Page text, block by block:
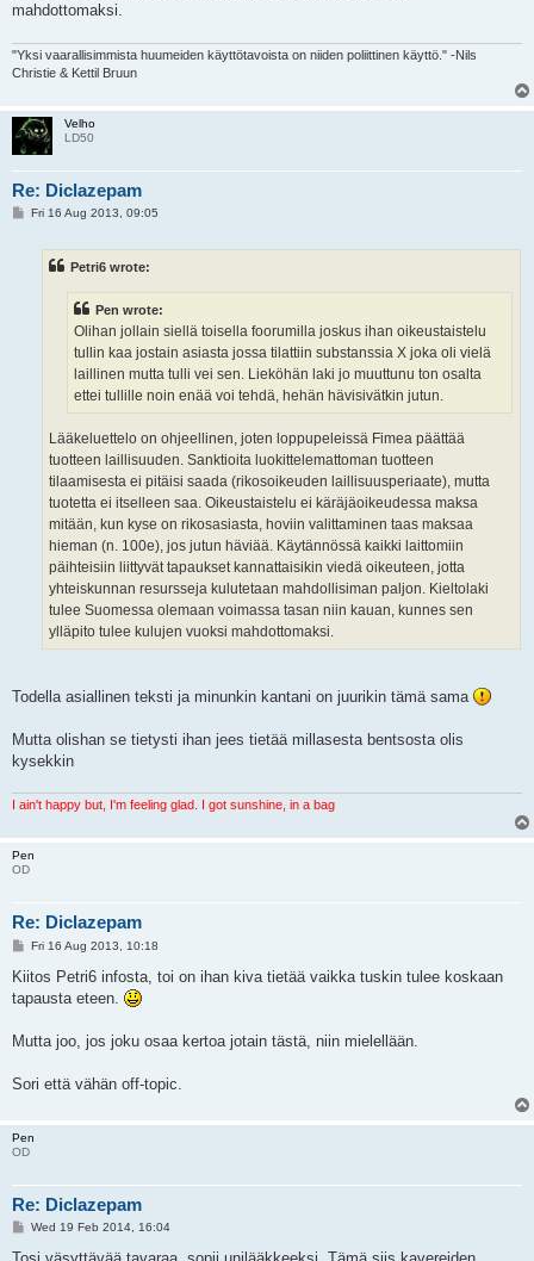
mahdottomaksi.
"Yksi vaarallisimmista huumeiden käyttötavoista on niiden poliittinen käyttö." -Nils
Christie & Kettil Bruun
Velho
LD50
Re: Diclazepam
PFri 16 Aug 2013, 09:05
Petri6 wrote:
Pen wrote:
Olihan jollain siellä toisella foorumilla joskus ihan oikeustaistelu
tullin kaa jostain asiasta jossa tilattiin substanssia X joka oli vielä
laillinen mutta tulli vei sen. Lieköhän laki jo muuttunu ton osalta
ettei tullille noin enää voi tehdä, hehän hävisivätkin jutun.
Lääkeluettelo on ohjeellinen, joten loppupeleissä Fimea päättää
tuotteen laillisuuden. Sanktioita luokittelemattoman tuotteen
tilaamisesta ei pitäisi saada (rikosoikeuden laillisuusperiaate), mutta
tuotetta ei itselleen saa. Oikeustaistelu ei käräjäoikeudessa maksa
mitään, kun kyse on rikosasiasta, hoviin valittaminen taas maksaa
hieman (n. 100e), jos jutun häviää. Käytännössä kaikki laittomiin
päihteisiin liittyvät tapaukset kannattaisikin viedä oikeuteen, jotta
yhteiskunnan resursseja kulutetaan mahdollisiman paljon. Kieltolaki
tulee Suomessa olemaan voimassa tasan niin kauan, kunnes sen
ylläpito tulee kulujen vuoksi mahdottomaksi.
Todella asiallinen teksti ja minunkin kantani on juurikin tämä sama
Mutta olishan se tietysti ihan jees tietää millasesta bentsosta olis
kysekkin
I ain't happy but, I'm feeling glad. I got sunshine, in a bag
Pen
OD
Re: Diclazepam
P
s
Fri 16 Aug 2013, 10:18
Kiitos Petri6 infosta, toi on ihan kiva tietää vaikka tuskin tulee koskaan
tapausta eteen.
Mutta joo, jos joku osaa kertoa jotain tästä, niin mielellään.
Sori että vähän off-topic.
Pen
OD
Re: Diclazepam
P
s
Wed 19 Feb 2014, 16:04